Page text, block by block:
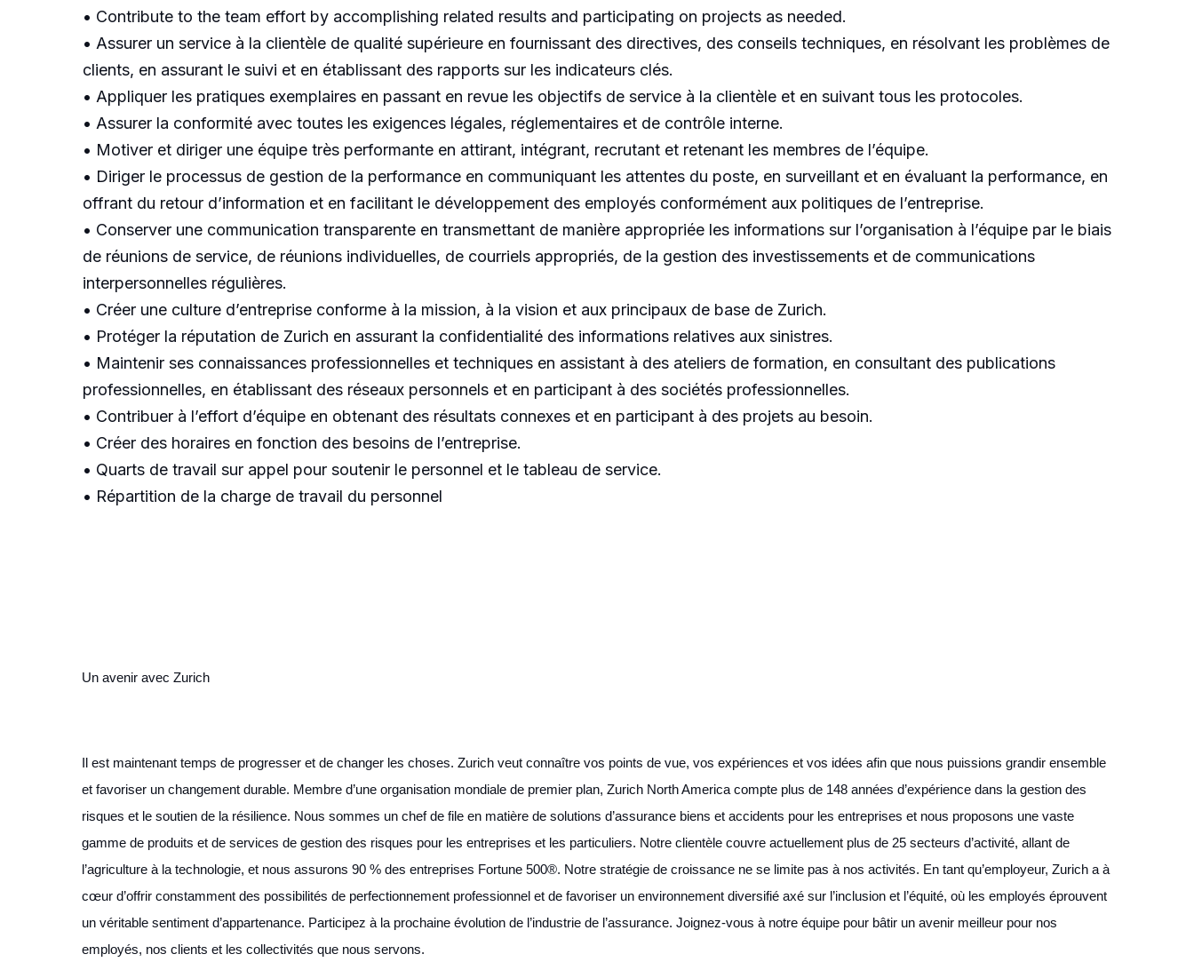
• Contribute to the team effort by accomplishing related results and participating on projects as needed.
• Assurer un service à la clientèle de qualité supérieure en fournissant des directives, des conseils techniques, en résolvant les problèmes de
clients, en assurant le suivi et en établissant des rapports sur les indicateurs clés.
• Appliquer les pratiques exemplaires en passant en revue les objectifs de service à la clientèle et en suivant tous les protocoles.
• Assurer la conformité avec toutes les exigences légales, réglementaires et de contrôle interne.
• Motiver et diriger une équipe très performante en attirant, intégrant, recrutant et retenant les membres de l’équipe.
• Diriger le processus de gestion de la performance en communiquant les attentes du poste, en surveillant et en évaluant la performance, en
offrant du retour d’information et en facilitant le développement des employés conformément aux politiques de l’entreprise.
• Conserver une communication transparente en transmettant de manière appropriée les informations sur l’organisation à l’équipe par le biais
de réunions de service, de réunions individuelles, de courriels appropriés, de la gestion des investissements et de communications
interpersonnelles régulières.
• Créer une culture d’entreprise conforme à la mission, à la vision et aux principaux de base de Zurich.
• Protéger la réputation de Zurich en assurant la confidentialité des informations relatives aux sinistres.
• Maintenir ses connaissances professionnelles et techniques en assistant à des ateliers de formation, en consultant des publications
professionnelles, en établissant des réseaux personnels et en participant à des sociétés professionnelles.
• Contribuer à l’effort d’équipe en obtenant des résultats connexes et en participant à des projets au besoin.
• Créer des horaires en fonction des besoins de l’entreprise.
• Quarts de travail sur appel pour soutenir le personnel et le tableau de service.
• Répartition de la charge de travail du personnel
Un avenir avec Zurich
Il est maintenant temps de progresser et de changer les choses. Zurich veut connaître vos points de vue, vos expériences et vos idées afin que nous puissions grandir ensemble
et favoriser un changement durable. Membre d’une organisation mondiale de premier plan, Zurich North America compte plus de 148 années d’expérience dans la gestion des
risques et le soutien de la résilience. Nous sommes un chef de file en matière de solutions d’assurance biens et accidents pour les entreprises et nous proposons une vaste
gamme de produits et de services de gestion des risques pour les entreprises et les particuliers. Notre clientèle couvre actuellement plus de 25 secteurs d’activité, allant de
l’agriculture à la technologie, et nous assurons 90 % des entreprises Fortune 500®. Notre stratégie de croissance ne se limite pas à nos activités. En tant qu’employeur, Zurich a à
cœur d’offrir constamment des possibilités de perfectionnement professionnel et de favoriser un environnement diversifié axé sur l’inclusion et l’équité, où les employés éprouvent
un véritable sentiment d’appartenance. Participez à la prochaine évolution de l’industrie de l’assurance. Joignez-vous à notre équipe pour bâtir un avenir meilleur pour nos
employés, nos clients et les collectivités que nous servons.